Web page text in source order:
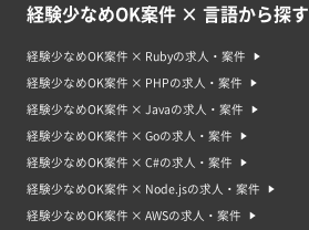
経験少なめOK案件 × 言語から探す
経験少なめOK案件 × Rubyの求人・案件
経験少なめOK案件 × PHPの求人・案件
経験少なめOK案件 × Javaの求人・案件
経験少なめOK案件 × Goの求人・案件
経験少なめOK案件 × C#の求人・案件
経験少なめOK案件 × Node.jsの求人・案件
経験少なめOK案件 × AWSの求人・案件